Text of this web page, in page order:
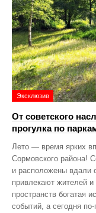
Эксклюзив
От советского
прогулка по
Лето — время ярких
Сормовского района!
и расположены вдали
привлекают жителей и
пространств богатая
событий, а сегодня